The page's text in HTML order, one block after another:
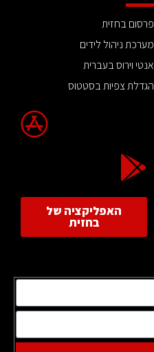
פרסום בחזית
מערכת ניהול לידים
אנטי וירוס בעברית
הגדלת צפיות בסטטוס
האפליקציה של
בחזית